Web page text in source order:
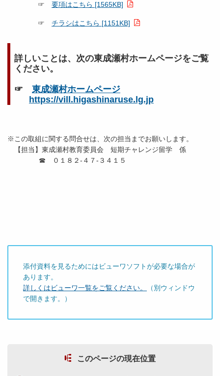
☞ 要項はこちら [1565KB]
☞ チラシはこちら [1151KB]
詳しいことは、次の東成瀬村ホームページをご覧
ください。
☞ 東成瀬村ホームページ
https://vill.higashinaruse.lg.jp
※この取組に関する問合せは、次の担当までお願いします。
【担当】東成瀬村教育委員会 短期チャレンジ留学 係
☎ ０１８２‐４７‐３４１５
添付資料を見るためにはビューワソフトが必要な場合が
あります。
詳しくはビューワ一覧をご覧ください。
（別ウィンドウ
で開きます。）
このページの現在位置